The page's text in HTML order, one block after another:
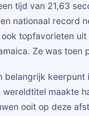
tijd van 21,63
nationaal record
topfavorieten uit
Ze was toen
belangrijk keerpunt
wereldtitel maakte
ooit op deze